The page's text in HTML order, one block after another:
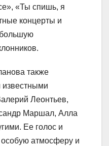
«Ты спишь, я
концерты и
также
известными
Леонтьев,
Маршал, Алла
Ее голос и
особую атмосферу и